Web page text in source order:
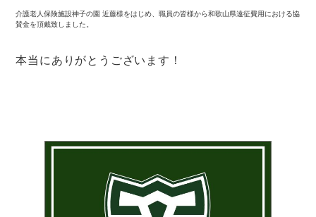
介護老人保険施設神子の園 近藤様をはじめ、職員の皆様から和歌山県遠征費用における協
賛金を頂戴致しました。
本当にありがとうございます！